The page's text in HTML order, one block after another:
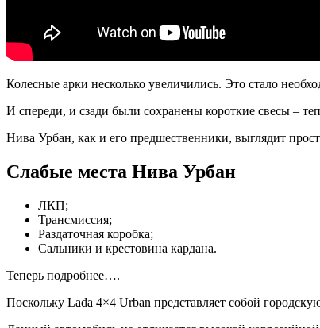
Колесные арки несколько увеличились. Это стало
И спереди, и сзади были сохранены короткие свесы –
Нива Урбан, как и его предшественники, выглядит
Слабые места Нива Урбан
ЛКП;
Трансмиссия;
Раздаточная коробка;
Сальники и крестовина кардана.
Теперь подробнее….
Поскольку Lada 4×4 Urban представляет собой